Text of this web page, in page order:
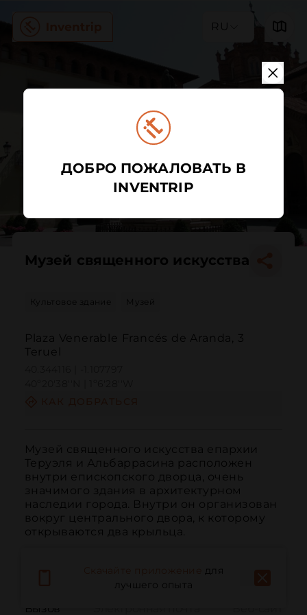
RU
Музей священного искусства
Культовое здание Музей
Plaza Venerable Francés de Aranda, 3
Teruel
Музей священного искусства епархии
Теруэля и Альбаррасина расположен
внутри епископского дворца, очень
значимого здания в архитектурном
наследии города. Внутри он организован
вокруг центрального двора, к которому
открываются два крыльца.
Вызов
для
лучшего опыта
ДОБРО ПОЖАЛОВАТЬ В
INVENTRIP